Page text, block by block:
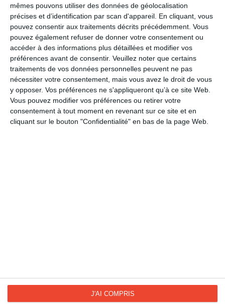
mêmes pouvons utiliser des données de géolocalisation
précises et d’identification par scan d'appareil. En cliquant, vous
pouvez consentir aux traitements décrits précédemment. Vous
pouvez également refuser de donner votre consentement ou
accéder à des informations plus détaillées et modifier vos
préférences avant de consentir. Veuillez noter que certains
traitements de vos données personnelles peuvent ne pas
nécessiter votre consentement, mais vous avez le droit de vous
y opposer. Vos préférences ne s'appliqueront qu’à ce site Web.
Vous pouvez modifier vos préférences ou retirer votre
consentement à tout moment en revenant sur ce site et en
cliquant sur le bouton "Confidentialité" en bas de la page Web.
J'AI COMPRIS
Facebook, Twitter, WhatsApp, ...
VOIR D'AUTRES CARTES DANS
LES CATÉGORIES
Culture
Europe
Journées internationales
INSTAGRAM
INSTAGRAM